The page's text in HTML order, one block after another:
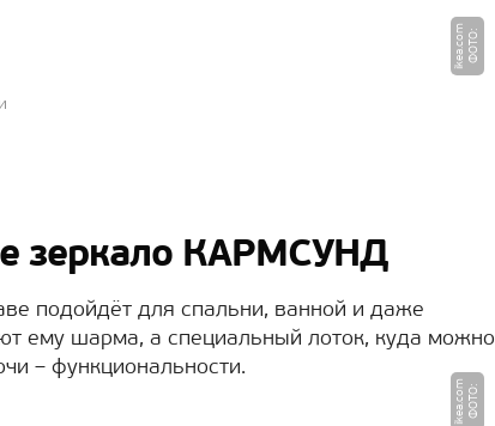
Ф
О
Т
О
:
i
k
e
a.
c
o
m
зеркало КАРМСУНД
подойдёт для спальни, ванной и даже
ему шарма, а специальный лоток, куда можно
– функциональности.
Ф
О
Т
О
:
i
k
e
a.
c
o
m